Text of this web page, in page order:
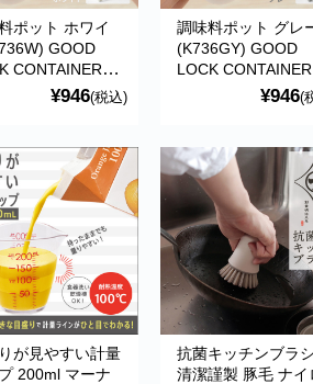
ポット ホワイ
GOOD
CONTAINER
ドロックコンテナ
ズ MARNA マ
¥946(税込)
調味料ポット グレ
(K736GY) GOOD
LOCK CONTAINER
グッドロックコン
シリーズ MARNA マ
¥946(
が見やすい計量
200ml マーナ
抗菌キッチンブラシ
清潔謹製 豚毛 ナイ